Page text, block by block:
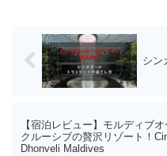
シン
【宿泊レビュー】モルディブ
クルーシブの贅沢リゾート！
Dhonveli Maldives